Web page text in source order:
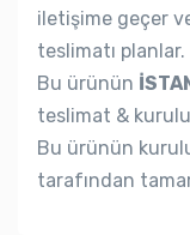
iletişime geçer
teslimatı planlar.
Bu ürünün
teslimat &
Bu ürünün
tarafından